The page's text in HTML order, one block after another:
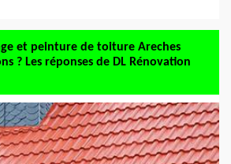
et peinture de toiture Areches
? Les réponses de DL Rénovation